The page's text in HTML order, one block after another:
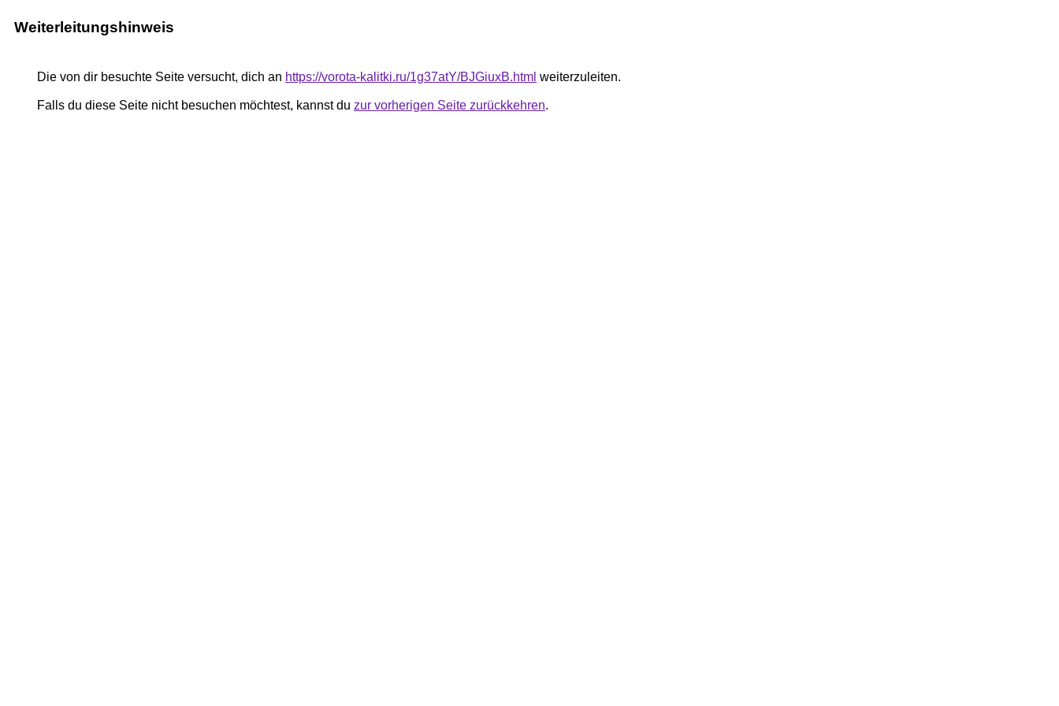
Weiterleitungshinweis
Die von dir besuchte Seite versucht, dich an https://vorota-kalitki.ru/1g37atY/BJGiuxB.html weiterzuleiten.
Falls du diese Seite nicht besuchen möchtest, kannst du zur vorherigen Seite zurückkehren.